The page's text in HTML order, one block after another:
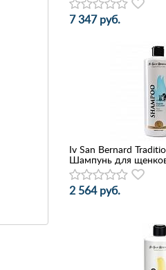
7 347 руб.
Iv San Bernard
Шампунь для
2 564 руб.